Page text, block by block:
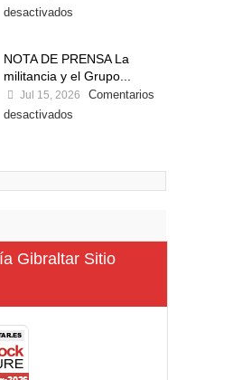
desactivados
NOTA DE PRENSA La
militancia y el Grupo...
Jul 15, 2026
Comentarios
desactivados
Gibraltar Sitio